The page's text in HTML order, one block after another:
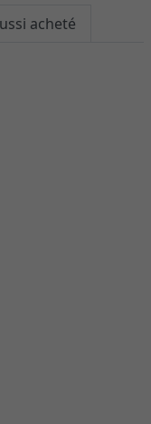
acheté